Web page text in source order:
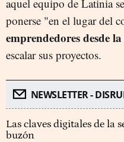
aquel equipo de Latinia
ponerse "en el lugar del
emprendedores desde
escalar sus proyectos.
NEWSLETTER -
Las claves digitales de la
buzón